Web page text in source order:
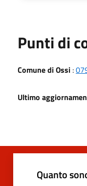
Punti di
Comune di Ossi :
Ultimo
Quanto